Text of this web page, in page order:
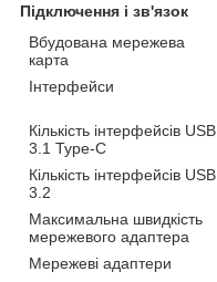
Підключення і зв'язок
Вбудована мережева
карта
Інтерфейси
Кількість інтерфейсів USB
3.1 Type-C
Кількість інтерфейсів USB
3.2
Максимальна швидкість
мережевого адаптера
Мережеві адаптери